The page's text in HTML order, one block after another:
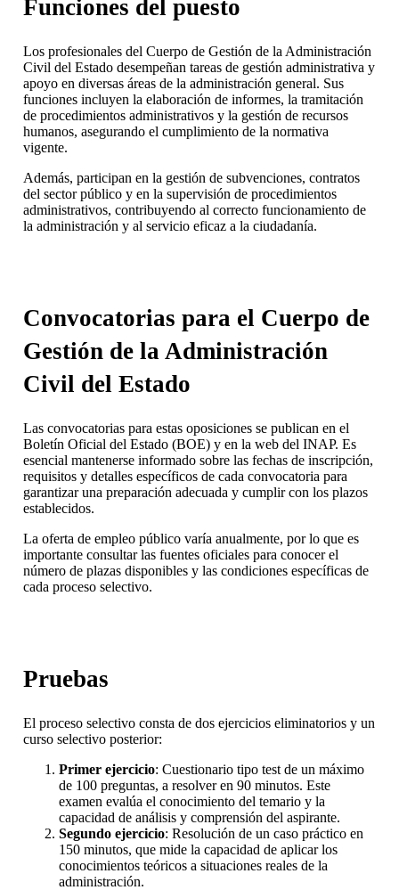
Funciones del puesto
Los profesionales del Cuerpo de Gestión de la Administración
Civil del Estado desempeñan tareas de gestión administrativa y
apoyo en diversas áreas de la administración general. Sus
funciones incluyen la elaboración de informes, la tramitación
de procedimientos administrativos y la gestión de recursos
humanos, asegurando el cumplimiento de la normativa
vigente.
Además, participan en la gestión de subvenciones, contratos
del sector público y en la supervisión de procedimientos
administrativos, contribuyendo al correcto funcionamiento de
la administración y al servicio eficaz a la ciudadanía.
Convocatorias para el Cuerpo de
Gestión de la Administración
Civil del Estado
Las convocatorias para estas oposiciones se publican en el
Boletín Oficial del Estado (BOE) y en la web del INAP. Es
esencial mantenerse informado sobre las fechas de inscripción,
requisitos y detalles específicos de cada convocatoria para
garantizar una preparación adecuada y cumplir con los plazos
establecidos.
La oferta de empleo público varía anualmente, por lo que es
importante consultar las fuentes oficiales para conocer el
número de plazas disponibles y las condiciones específicas de
cada proceso selectivo.
Pruebas
El proceso selectivo consta de dos ejercicios eliminatorios y un
curso selectivo posterior:
Primer ejercicio: Cuestionario tipo test de un máximo
de 100 preguntas, a resolver en 90 minutos. Este
examen evalúa el conocimiento del temario y la
capacidad de análisis y comprensión del aspirante.
Segundo ejercicio: Resolución de un caso práctico en
150 minutos, que mide la capacidad de aplicar los
conocimientos teóricos a situaciones reales de la
administración.